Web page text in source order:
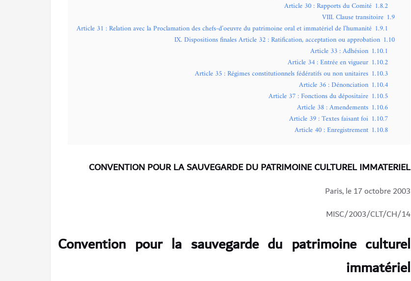
1.8.2
Article 30 : Rapports du Comité
1.9
VIII. Clause transitoire
1.9.1
Article 31 : Relation avec la Proclamation des chefs-d’oeuvre du patrimoine oral et immatériel de l’humanité
1.10
IX. Dispositions finales Article 32 : Ratification, acceptation ou approbation
1.10.1
Article 33 : Adhésion
1.10.2
Article 34 : Entrée en vigueur
1.10.3
Article 35 : Régimes constitutionnels fédératifs ou non unitaires
1.10.4
Article 36 : Dénonciation
1.10.5
Article 37 : Fonctions du dépositaire
1.10.6
Article 38 : Amendements
1.10.7
Article 39 : Textes faisant foi
1.10.8
Article 40 : Enregistrement
CONVENTION POUR LA SAUVEGARDE DU PATRIMOINE CULTUREL IMMATERIEL
Paris, le 17 octobre 2003
MISC/2003/CLT/CH/14
Convention pour la sauvegarde du patrimoine culturel
immatériel